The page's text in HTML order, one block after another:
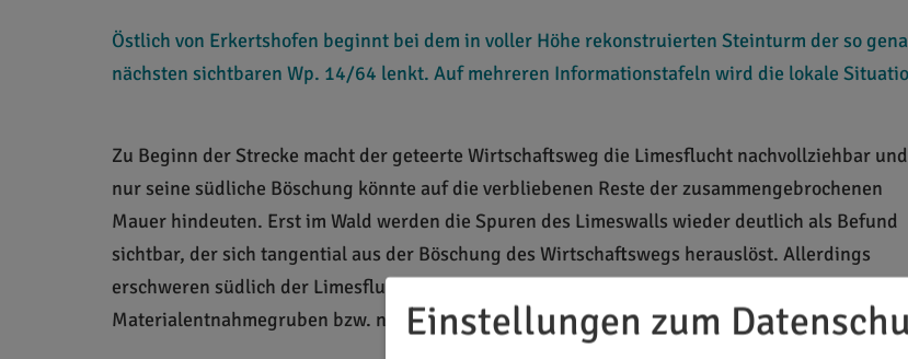
Östlich von Erkertshofen beginnt bei dem in voller Höhe rekonstruierten Steinturm der so
nächsten sichtbaren Wp. 14/64 lenkt. Auf mehreren Informationstafeln wird die lokale
Zu Beginn der Strecke macht der geteerte Wirtschaftsweg die Limesflucht nachvollziehbar und
nur seine südliche Böschung könnte auf die verbliebenen Reste der zusammengebrochenen
Mauer hindeuten. Erst im Wald werden die Spuren des Limeswalls wieder deutlich als Befund
sichtbar, der sich tangential aus der Böschung des Wirtschaftswegs herauslöst. Allerdings
erschweren südlich der Limesflucht die Störungen durch Entwässerungsgräben und
Materialentnahmegruben bzw. natürliche Dolinen die Erkennbarkeit des Befundes.
Einstellungen zum